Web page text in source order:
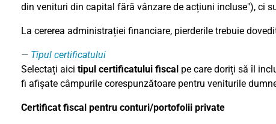
din venituri din capital fără vânzare de acțiuni incluse"), ci
La cererea administrației financiare, pierderile trebuie
Tipul certificatului
Selectați aici tipul certificatului fiscalpe care doriți să îl
fi afișate câmpurile corespunzătoare pentru veniturile
Certificat fiscal pentru conturi/portofolii private